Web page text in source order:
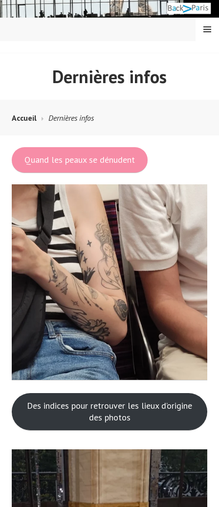
Aller
au
MENU
Dernières infos
Accueil Dernières infos
Quand les peaux se dénudent
Des indices pour retrouver les lieux d’origine
des photos